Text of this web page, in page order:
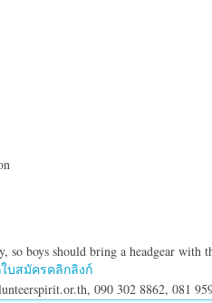
so boys should bring a headgear
บสมัครคลิกลิงก์
090 302 8862, 081